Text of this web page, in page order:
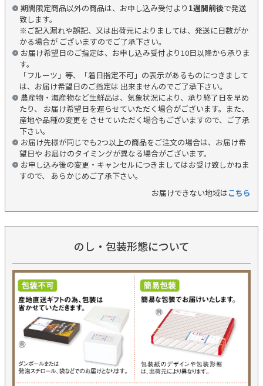
期間限定商品以外の商品は、お申し込み受付より 1週間前後で発送
致します。
※ご記入漏れや誤記、又は出荷元によりましては、発送に日数がか
かる場合が ございますのでご了承下さい。
お届け希望日のご指定は、お申し込み受付より10日以降から承りま
す。
「フルーツ」等、「着日指定不可」の表示があるものにつきまして
は、お届け希望日のご指定は 出来ませんのでご了承下さい。
農産物・海産物など生鮮品は、気象状況により、承り終了日を早め
たり、 お届け希望日を遅らせていただく場合がございます。また、
産地や品種の変更を させていただく場合もございますので、ご了承
下さい。
お届け先様が同じでも2つ以上の商品をご注文の場合は、お届け希
望日や お届けのタイミングが異なる場合がございます。
お申し込み後の変更・キャンセルにつきましてはお受け致しかねま
すので、 あらかじめご了承下さい。
お届けできない地域はこちら
のし・包装形態について